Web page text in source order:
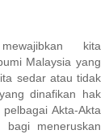
kita
Malaysia yang
sedar atau tidak
dinafikan hak
Akta-Akta
meneruskan